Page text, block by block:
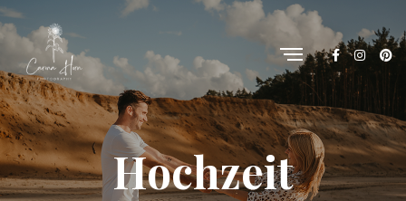
Hochzeit